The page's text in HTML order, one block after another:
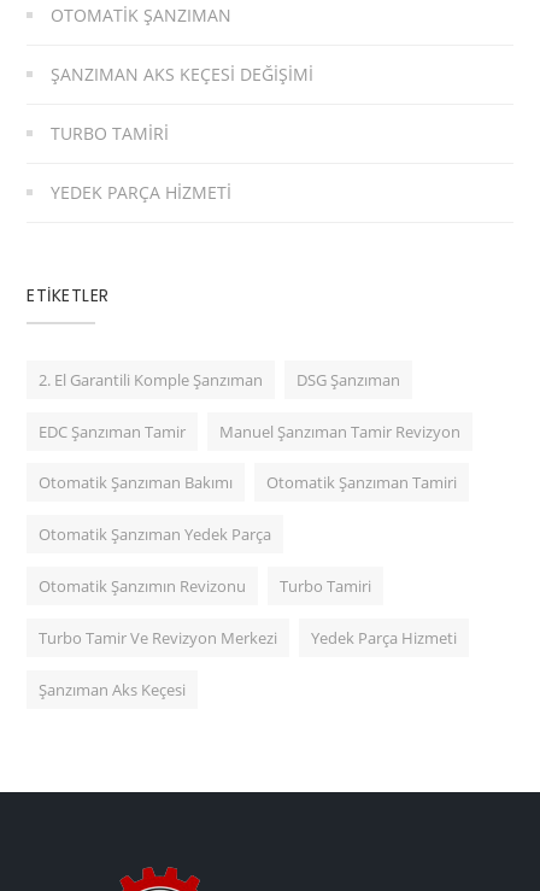
OTOMATIK ŞANZIMAN
ŞANZIMAN AKS KEÇESI DEĞIŞIMI
TURBO TAMIRI
YEDEK PARÇA HIZMETI
ETIKETLER
2. El Garantili Komple Şanzıman DSG Şanzıman
EDC Şanzıman Tamir Manuel Şanzıman Tamir Revizyon
Otomatik Şanzıman Bakımı Otomatik Şanzıman Tamiri
Otomatik Şanzıman Yedek Parça
Otomatik Şanzımın Revizonu Turbo Tamiri
Turbo Tamir Ve Revizyon Merkezi Yedek Parça Hizmeti
Şanzıman Aks Keçesi